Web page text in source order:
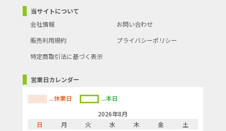
当サイトについて
会社情報
お問い合わせ
販売利用規約
プライバシーポリシー
特定商取引法に基づく表示
営業日カレンダー
...休業日
...本日
2026年8月
日
月 火 水 木 金
土